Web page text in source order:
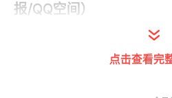
报/QQ空间）
主要
评论页三个地方体现，
点击查看完